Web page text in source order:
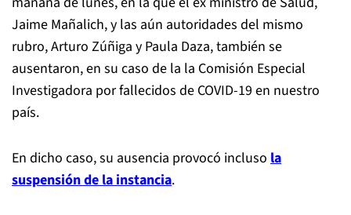
Jaime Mañalich, y las aún autoridades del mismo
rubro, Arturo Zúñiga y Paula Daza, también se
ausentaron, en su caso de la la Comisión Especial
Investigadora por fallecidos de COVID-19 en nuestro
país.
En dicho caso, su ausencia provocó incluso la
suspensión de la instancia.